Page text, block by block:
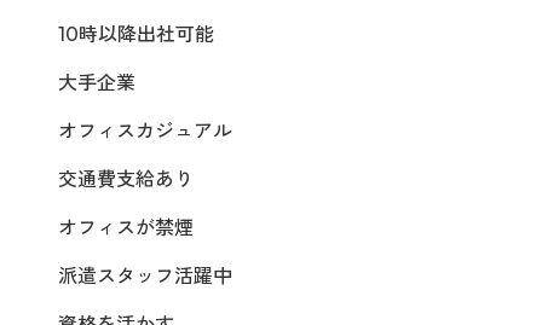
10時以降出社可能
大手企業
オフィスカジュアル
交通費支給あり
オフィスが禁煙
派遣スタッフ活躍中